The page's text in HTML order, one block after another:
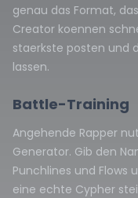
genau das Format,
Creator koennen
staerkste posten und
lassen.
Battle-Training
Angehende Rapper
Generator. Gib den
Punchlines und Flows
eine echte Cypher